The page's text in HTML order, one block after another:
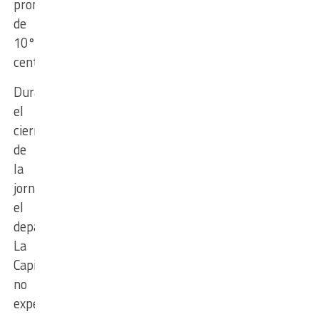
promedio
de
10°
centígrados.
Durante
el
cierre
de
la
jornada,
el
departamento
La
Capital
no
experimentaría